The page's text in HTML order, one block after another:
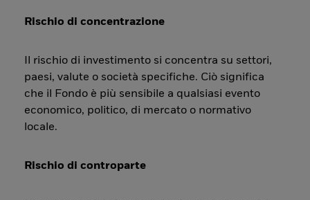
Rischio di concentrazione
Il rischio di investimento si concentra su settori,
paesi, valute o società specifiche. Ciò significa
che il Fondo è più sensibile a qualsiasi evento
economico, politico, di mercato o normativo
locale.
Rischio di controparte